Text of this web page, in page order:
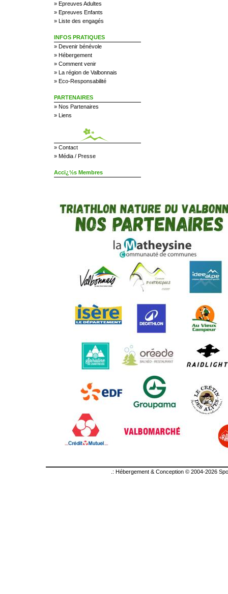
» Epreuves Adultes
» Epreuves Enfants
» Liste des engagés
INFOS PRATIQUES
» Devenir bénévole
» Hébergement
» Comment venir
» La région de Valbonnais
» Eco-Responsabilité
PARTENAIRES
» Nos Partenaires
» Liens
» Contact
» Média / Presse
Accï¿½s Membres
.: Hébergement & Conception © 2004-2026